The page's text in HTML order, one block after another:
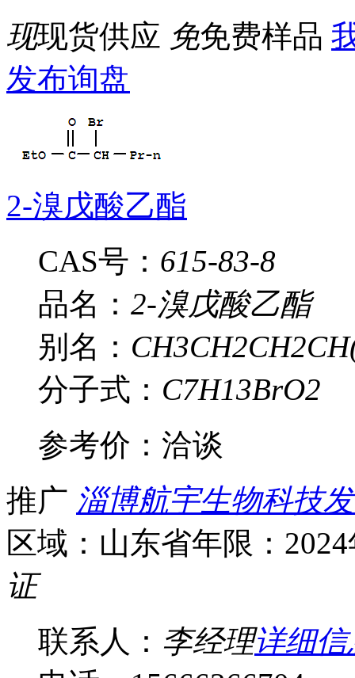
现现货供应 免免费样品
发布询盘
2-溴戊酸乙酯
CAS号： 615-83-8
品名： 2-溴戊酸乙酯
别名：
分子式： C7H13BrO2
参考价： 洽谈
推广 淄博航宇生物科技
区域：山东省年限：
证
联系人： 李经理详细信